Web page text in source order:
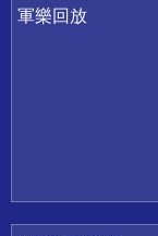
軍樂回放